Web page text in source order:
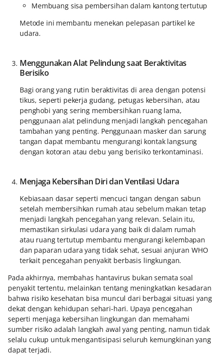
Membuang sisa pembersihan dalam kantong tertutup
Metode ini membantu menekan pelepasan partikel ke
udara.
Menggunakan Alat Pelindung saat Beraktivitas
Berisiko
Bagi orang yang rutin beraktivitas di area dengan potensi
tikus, seperti pekerja gudang, petugas kebersihan, atau
penghobi yang sering membersihkan ruang lama,
penggunaan alat pelindung menjadi langkah pencegahan
tambahan yang penting. Penggunaan masker dan sarung
tangan dapat membantu mengurangi kontak langsung
dengan kotoran atau debu yang berisiko terkontaminasi.
Menjaga Kebersihan Diri dan Ventilasi Udara
Kebiasaan dasar seperti mencuci tangan dengan sabun
setelah membersihkan rumah atau sebelum makan tetap
menjadi langkah pencegahan yang relevan. Selain itu,
memastikan sirkulasi udara yang baik di dalam rumah
atau ruang tertutup membantu mengurangi kelembapan
dan paparan udara yang tidak sehat, sesuai anjuran WHO
terkait pencegahan penyakit berbasis lingkungan.
Pada akhirnya, membahas hantavirus bukan semata soal
penyakit tertentu, melainkan tentang meningkatkan kesadaran
bahwa risiko kesehatan bisa muncul dari berbagai situasi yang
dekat dengan kehidupan sehari-hari. Upaya pencegahan
seperti menjaga kebersihan lingkungan dan memahami
sumber risiko adalah langkah awal yang penting, namun tidak
selalu cukup untuk mengantisipasi seluruh kemungkinan yang
dapat terjadi.